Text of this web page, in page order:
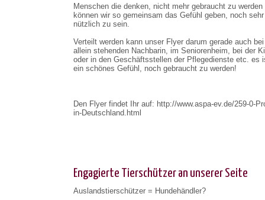
Menschen die denken, nicht mehr gebraucht zu werden
können wir so gemeinsam das Gefühl geben, noch sehr
nützlich zu sein.
Verteilt werden kann unser Flyer darum gerade auch
allein stehenden Nachbarin, im Seniorenheim, bei der
oder in den Geschäftsstellen der Pflegedienste etc. es
ein schönes Gefühl, noch gebraucht zu werden!
Den Flyer findet Ihr auf: http://www.aspa-ev.de/259-0-
in-Deutschland.html
Engagierte Tierschützer an unserer Seite
Auslandstierschützer = Hundehändler?